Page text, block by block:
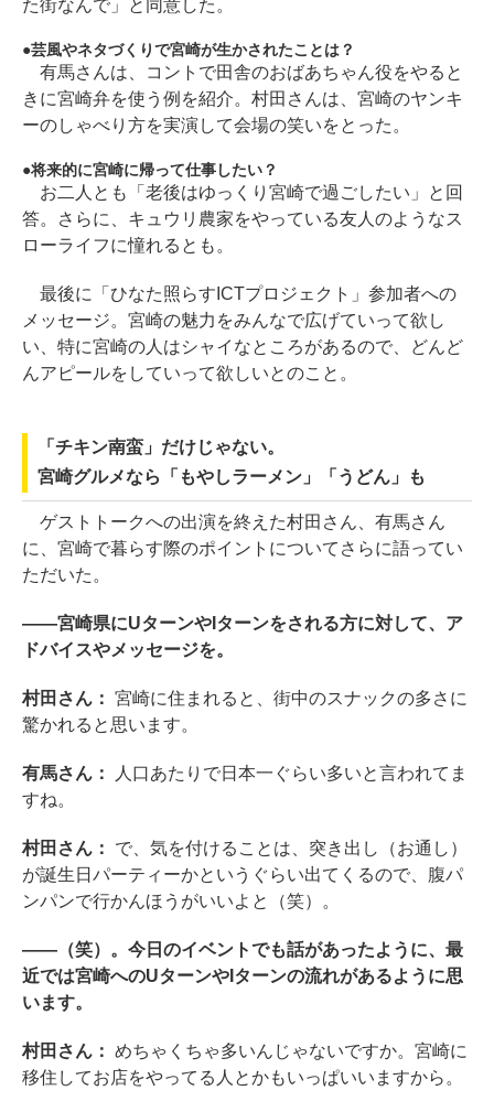
た街なんで」と同意した。
芸風やネタづくりで宮崎が生かされたことは？
有馬さんは、コントで田舎のおばあちゃん役をやると
きに宮崎弁を使う例を紹介。村田さんは、宮崎のヤンキ
ーのしゃべり方を実演して会場の笑いをとった。
将来的に宮崎に帰って仕事したい？
お二人とも「老後はゆっくり宮崎で過ごしたい」と回
答。さらに、キュウリ農家をやっている友人のようなス
ローライフに憧れるとも。
最後に「ひなた照らすICTプロジェクト」参加者への
メッセージ。宮崎の魅力をみんなで広げていって欲し
い、特に宮崎の人はシャイなところがあるので、どんど
んアピールをしていって欲しいとのこと。
「チキン南蛮」だけじゃない。
宮崎グルメなら「もやしラーメン」「うどん」も
ゲストトークへの出演を終えた村田さん、有馬さん
に、宮崎で暮らす際のポイントについてさらに語ってい
ただいた。
――宮崎県にUターンやIターンをされる方に対して、ア
ドバイスやメッセージを。
村田さん： 宮崎に住まれると、街中のスナックの多さに
驚かれると思います。
有馬さん：
人口あたりで日本一ぐらい多いと言われてま
すね。
村田さん： で、気を付けることは、突き出し（お通し）
が誕生日パーティーかというぐらい出てくるので、腹パ
ンパンで行かんほうがいいよと（笑）。
――（笑）。今日のイベントでも話があったように、最
近では宮崎へのUターンやIターンの流れがあるように思
います。
村田さん： めちゃくちゃ多いんじゃないですか。宮崎に
移住してお店をやってる人とかもいっぱいいますから。